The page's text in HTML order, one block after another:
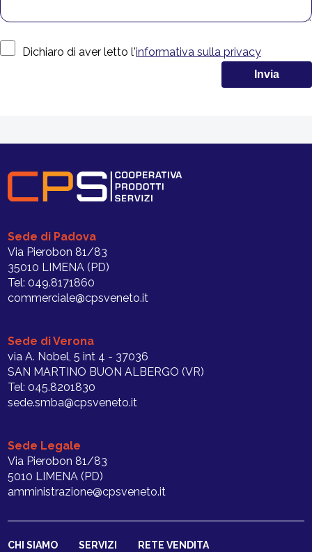
Dichiaro di aver letto l'informativa sulla privacy
Sede di Padova
Via Pierobon 81/83
35010 LIMENA (PD)
Tel: 049.8171860
commerciale@cpsveneto.it
Sede di Verona
via A. Nobel, 5 int 4 - 37036
SAN MARTINO BUON ALBERGO (VR)
Tel: 045.8201830
sede.smba@cpsveneto.it
Sede Legale
Via Pierobon 81/83
5010 LIMENA (PD)
amministrazione@cpsveneto.it
CHI SIAMO SERVIZI RETE VENDITA